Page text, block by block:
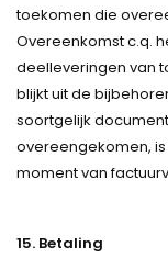
toekomen die
Overeenkomst c.q.
deelleveringen van
blijkt uit de
soortgelijk
overeengekomen,
moment van
15. Betaling